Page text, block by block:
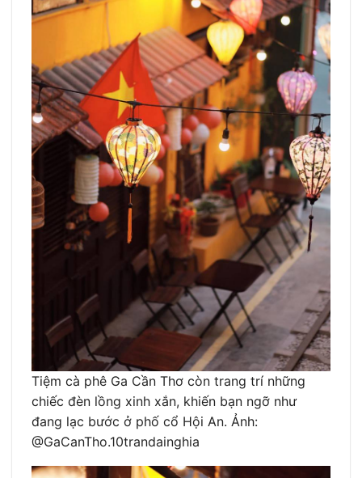
Tiệm cà phê Ga Cần Thơ còn trang trí những
chiếc đèn lồng xinh xắn, khiến bạn ngỡ như
đang lạc bước ở phố cổ Hội An. Ảnh:
@GaCanTho.10trandainghia